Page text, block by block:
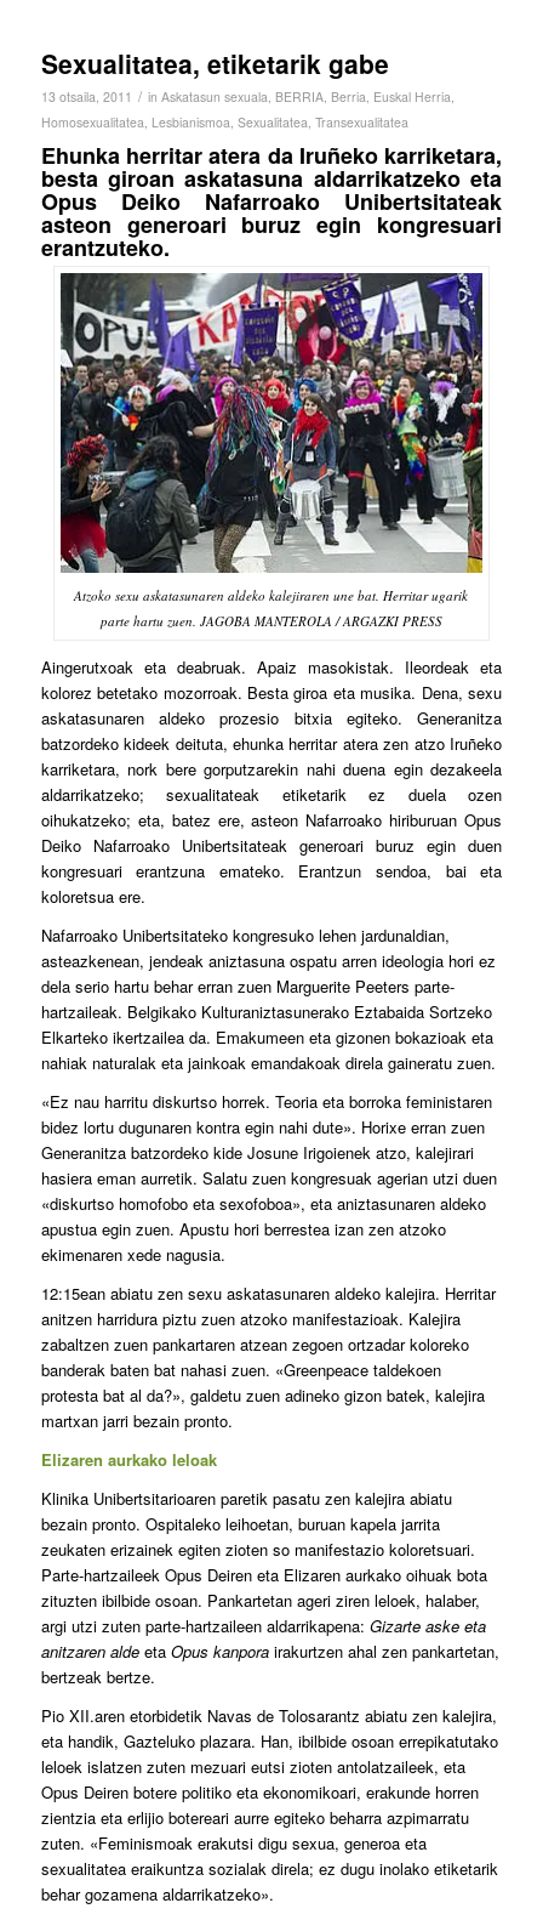
Sexualitatea, etiketarik gabe
13 otsaila, 2011 / in Askatasun sexuala, BERRIA, Berria, Euskal Herria,
Homosexualitatea, Lesbianismoa, Sexualitatea, Transexualitatea
Ehunka herritar atera da Iruñeko karriketara,
besta giroan askatasuna aldarrikatzeko eta
Opus Deiko Nafarroako Unibertsitateak
asteon generoari buruz egin kongresuari
erantzuteko.
Atzoko sexu askatasunaren aldeko kalejiraren une bat. Herritar ugarik
parte hartu zuen. JAGOBA MANTEROLA / ARGAZKI PRESS
Aingerutxoak eta deabruak. Apaiz masokistak. Ileordeak eta
kolorez betetako mozorroak. Besta giroa eta musika. Dena, sexu
askatasunaren aldeko prozesio bitxia egiteko. Generanitza
batzordeko kideek deituta, ehunka herritar atera zen atzo Iruñeko
karriketara, nork bere gorputzarekin nahi duena egin dezakeela
aldarrikatzeko; sexualitateak etiketarik ez duela ozen
oihukatzeko; eta, batez ere, asteon Nafarroako hiriburuan Opus
Deiko Nafarroako Unibertsitateak generoari buruz egin duen
kongresuari erantzuna emateko. Erantzun sendoa, bai eta
koloretsua ere.
Nafarroako Unibertsitateko kongresuko lehen jardunaldian,
asteazkenean, jendeak aniztasuna ospatu arren ideologia hori ez
dela serio hartu behar erran zuen Marguerite Peeters parte-
hartzaileak. Belgikako Kulturaniztasunerako Eztabaida Sortzeko
Elkarteko ikertzailea da. Emakumeen eta gizonen bokazioak eta
nahiak naturalak eta jainkoak emandakoak direla gaineratu zuen.
«Ez nau harritu diskurtso horrek. Teoria eta borroka feministaren
bidez lortu dugunaren kontra egin nahi dute». Horixe erran zuen
Generanitza batzordeko kide Josune Irigoienek atzo, kalejirari
hasiera eman aurretik. Salatu zuen kongresuak agerian utzi duen
«diskurtso homofobo eta sexofoboa», eta aniztasunaren aldeko
apustua egin zuen. Apustu hori berrestea izan zen atzoko
ekimenaren xede nagusia.
12:15ean abiatu zen sexu askatasunaren aldeko kalejira. Herritar
anitzen harridura piztu zuen atzoko manifestazioak. Kalejira
zabaltzen zuen pankartaren atzean zegoen ortzadar koloreko
banderak baten bat nahasi zuen. «Greenpeace taldekoen
protesta bat al da?», galdetu zuen adineko gizon batek, kalejira
martxan jarri bezain pronto.
Elizaren aurkako leloak
Klinika Unibertsitarioaren paretik pasatu zen kalejira abiatu
bezain pronto. Ospitaleko leihoetan, buruan kapela jarrita
zeukaten erizainek egiten zioten so manifestazio koloretsuari.
Parte-hartzaileek Opus Deiren eta Elizaren aurkako oihuak bota
zituzten ibilbide osoan. Pankartetan ageri ziren leloek, halaber,
argi utzi zuten parte-hartzaileen aldarrikapena: Gizarte aske eta
anitzaren aldeeta Opus kanporairakurtzen ahal zen pankartetan,
bertzeak bertze.
Pio XII.aren etorbidetik Navas de Tolosarantz abiatu zen kalejira,
eta handik, Gazteluko plazara. Han, ibilbide osoan errepikatutako
leloek islatzen zuten mezuari eutsi zioten antolatzaileek, eta
Opus Deiren botere politiko eta ekonomikoari, erakunde horren
zientzia eta erlijio botereari aurre egiteko beharra azpimarratu
zuten. «Feminismoak erakutsi digu sexua, generoa eta
sexualitatea eraikuntza sozialak direla; ez dugu inolako etiketarik
behar gozamena aldarrikatzeko».